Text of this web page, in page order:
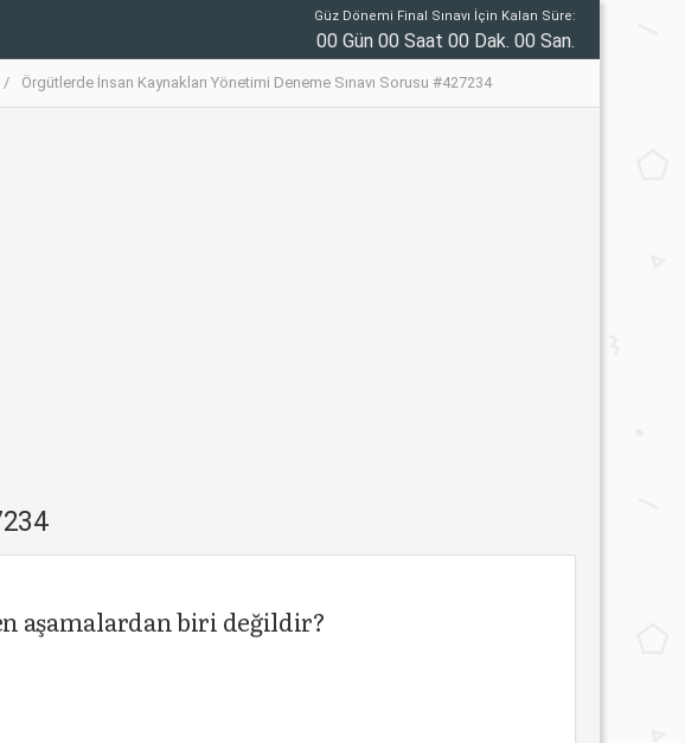
Güz Dönemi Final Sınavı İçin Kalan Süre:
00 Gün 00 Saat 00 Dak. 00 San.
Örgütlerde İnsan Kaynakları Yönetimi Deneme Sınavı Sorusu #427234
aşamalardan biri değildir?